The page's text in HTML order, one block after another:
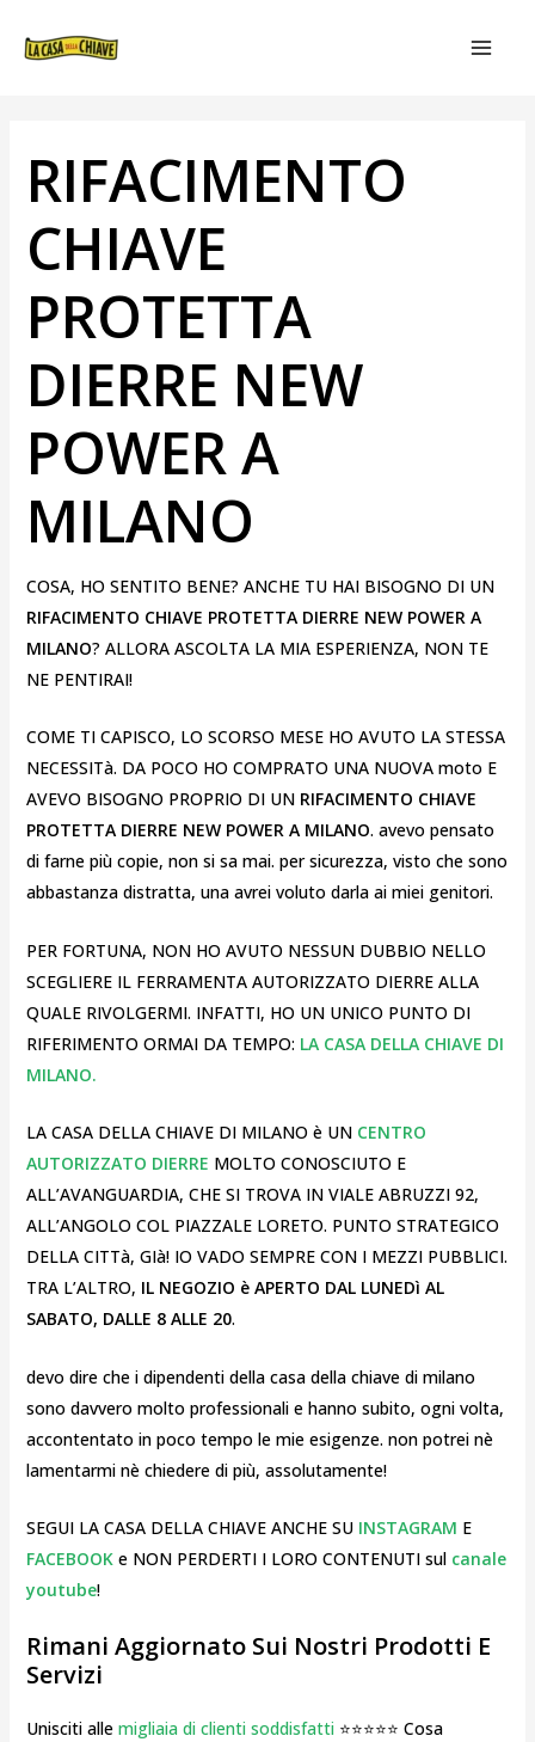
RIFACIMENTO
CHIAVE
PROTETTA
DIERRE NEW
POWER A
MILANO
COSA, HO SENTITO BENE? ANCHE TU HAI BISOGNO DI UN
RIFACIMENTO CHIAVE PROTETTA DIERRE NEW POWER A
MILANO? ALLORA ASCOLTA LA MIA ESPERIENZA, NON TE
NE PENTIRAI!
COME TI CAPISCO, LO SCORSO MESE HO AVUTO LA STESSA
NECESSITà. DA POCO HO COMPRATO UNA NUOVA moto E
AVEVO BISOGNO PROPRIO DI UN RIFACIMENTO CHIAVE
PROTETTA DIERRE NEW POWER A MILANO. avevo pensato
di farne più copie, non si sa mai. per sicurezza, visto che sono
abbastanza distratta, una avrei voluto darla ai miei genitori.
PER FORTUNA, NON HO AVUTO NESSUN DUBBIO NELLO
SCEGLIERE IL FERRAMENTA AUTORIZZATO DIERRE ALLA
QUALE RIVOLGERMI. INFATTI, HO UN UNICO PUNTO DI
RIFERIMENTO ORMAI DA TEMPO: LA CASA DELLA CHIAVE DI
MILANO.
LA CASA DELLA CHIAVE DI MILANO è UN CENTRO
AUTORIZZATO DIERRE MOLTO CONOSCIUTO E
ALL’AVANGUARDIA, CHE SI TROVA IN VIALE ABRUZZI 92,
ALL’ANGOLO COL PIAZZALE LORETO. PUNTO STRATEGICO
DELLA CITTà, GIà! IO VADO SEMPRE CON I MEZZI PUBBLICI.
TRA L’ALTRO, IL NEGOZIO è APERTO DAL LUNEDì AL
SABATO, DALLE 8 ALLE 20.
devo dire che i dipendenti della casa della chiave di milano
sono davvero molto professionali e hanno subito, ogni volta,
accontentato in poco tempo le mie esigenze. non potrei nè
lamentarmi nè chiedere di più, assolutamente!
SEGUI LA CASA DELLA CHIAVE ANCHE SU INSTAGRAM E
FACEBOOKe NON PERDERTI I LORO CONTENUTI sul canale
youtube!
Rimani Aggiornato Sui Nostri Prodotti E
Servizi
Unisciti alle migliaia di clienti soddisfatti⭐⭐⭐⭐⭐ Cosa
ARTICOLI